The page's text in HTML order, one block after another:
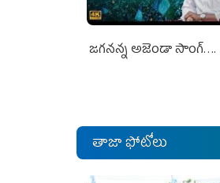
జగనన్న అజెండా సాంగ్….
తాజా ఫోటోలు